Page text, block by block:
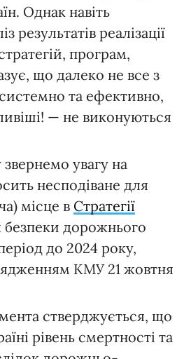
Однак навіть
результатів реалізації
програм,
що далеко не все з
та ефективно,
— не виконуються
увагу на
несподіване для
місце в Стратегії
безпеки дорожнього
до 2024 року,
КМУ 21 жовтня
стверджується, що
рівень смертності та